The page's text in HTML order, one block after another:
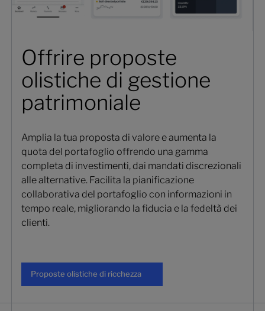
Offrire proposte
olistiche di gestione
patrimoniale
Amplia la tua proposta di valore e aumenta la
quota del portafoglio offrendo una gamma
completa di investimenti, dai mandati discrezionali
alle alternative. Facilita la pianificazione
collaborativa del portafoglio con informazioni in
tempo reale, migliorando la fiducia e la fedeltà dei
clienti.
Proposte olistiche di ricchezza